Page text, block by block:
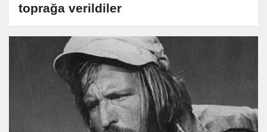
toprağa verildiler